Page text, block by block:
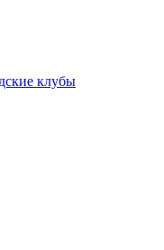
клубы